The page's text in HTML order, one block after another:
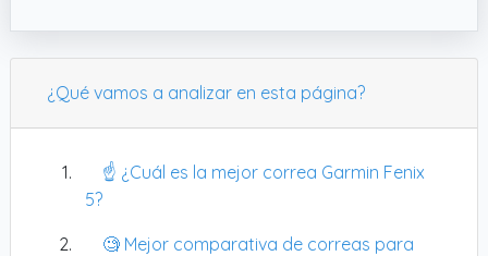
¿Qué vamos a analizar en esta página?
☝️ ¿Cuál es la mejor correa Garmin Fenix
5?
🧐 Mejor comparativa de correas para